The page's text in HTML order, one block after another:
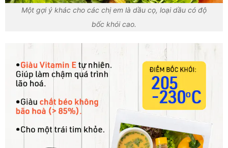
Một gợi ý khác cho các chị em là dầu cọ, loại dầu có độ
bốc khói cao.